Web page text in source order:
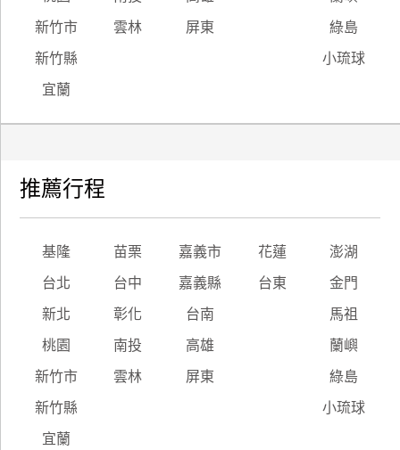
新竹市 雲林 屏東 綠島
新竹縣 小琉球
宜蘭
推薦行程
基隆 苗栗 嘉義市 花蓮 澎湖
台北 台中 嘉義縣 台東 金門
新北 彰化 台南 馬祖
桃園 南投 高雄 蘭嶼
新竹市 雲林 屏東 綠島
新竹縣 小琉球
宜蘭